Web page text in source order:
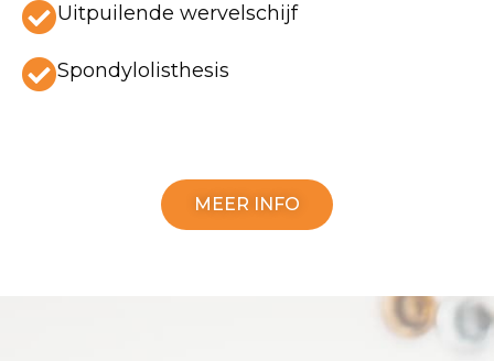
Uitpuilende wervelschijf
Spondylolisthesis
MEER INFO